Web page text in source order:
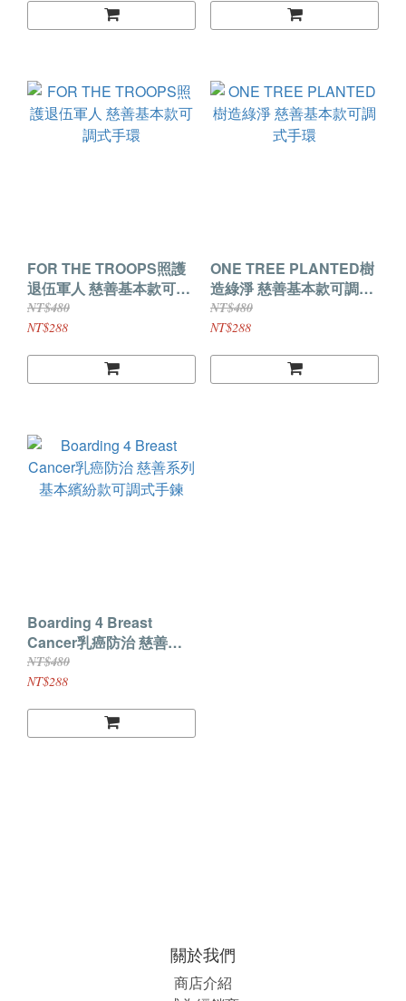
FOR THE TROOPS照護
退伍軍人 慈善基本款可調
式手環
NT$480
NT$288
ONE TREE PLANTED樹
造綠淨 慈善基本款可調式
手環
NT$480
NT$288
Boarding 4 Breast
Cancer乳癌防治 慈善系
列基本繽紛款可調式手鍊
NT$480
NT$288
關於我們
商店介紹